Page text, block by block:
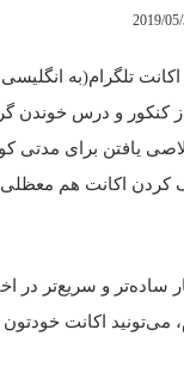
کنکور و درس خوندن
یافتن برای مدتی
کردن اکانت هم
ساده‌تر و سریع‌تر در
می‌تونید اکانت